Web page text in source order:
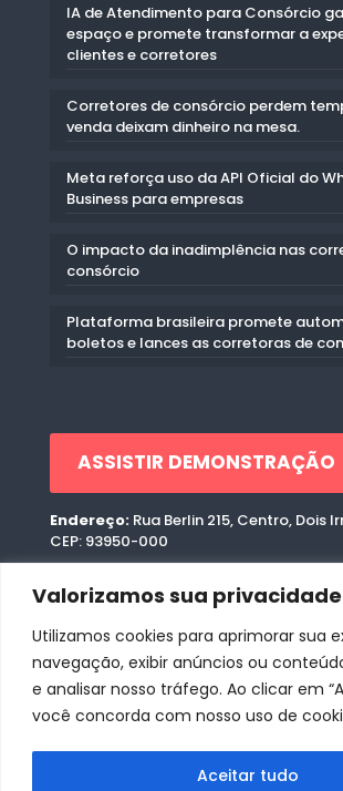
Valorizamos sua privacidade
Utilizamos cookies para aprimorar sua
navegação, exibir anúncios ou
e analisar nosso tráfego. Ao clicar em
você concorda com nosso uso de
Aceitar tudo
IA de Atendimento para Consórcio
espaço e promete transformar a
clientes e corretores
Corretores de consórcio perdem
venda deixam dinheiro na mesa.
Meta reforça uso da API Oficial do
Business para empresas
O impacto da inadimplência nas
consórcio
Plataforma brasileira promete
boletos e lances as corretoras de
ASSISTIR DEMONSTRAÇÃO
Endereço: Rua Berlin 215, Centro, Dois
CEP: 93950-000
Two Like Serviços de Internet.
Politica de Privacidade
Politica de Privacidade da Plataforma